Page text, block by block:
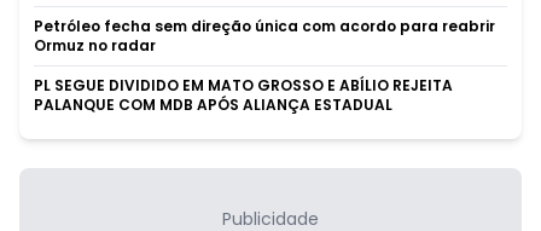
Petróleo fecha sem direção única com acordo para reabrir
Ormuz no radar
PL SEGUE DIVIDIDO EM MATO GROSSO E ABÍLIO REJEITA
PALANQUE COM MDB APÓS ALIANÇA ESTADUAL
Publicidade